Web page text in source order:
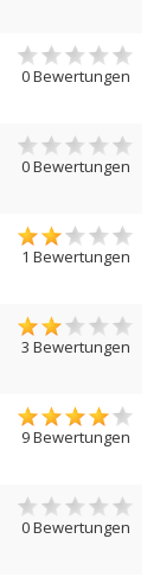
0 Bewertungen
0 Bewertungen
1 Bewertungen
3 Bewertungen
9 Bewertungen
0 Bewertungen